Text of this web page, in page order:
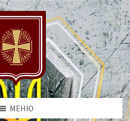
МЕНЮ